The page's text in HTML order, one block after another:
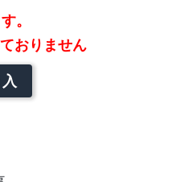
。
おりません